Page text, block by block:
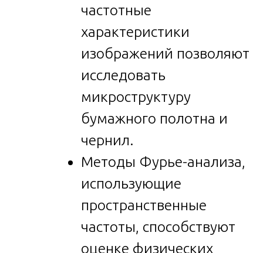
частотные
характеристики
изображений позволяют
исследовать
микроструктуру
бумажного полотна и
чернил.
Методы Фурье-анализа,
использующие
пространственные
частоты, способствуют
оценке физических